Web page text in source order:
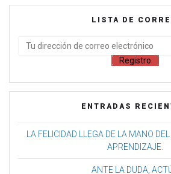
LISTA DE
ENTRADAS
LA FELICIDAD LLEGA DE LA MANO
APRENDIZAJE.
ANTE LA DUDA,